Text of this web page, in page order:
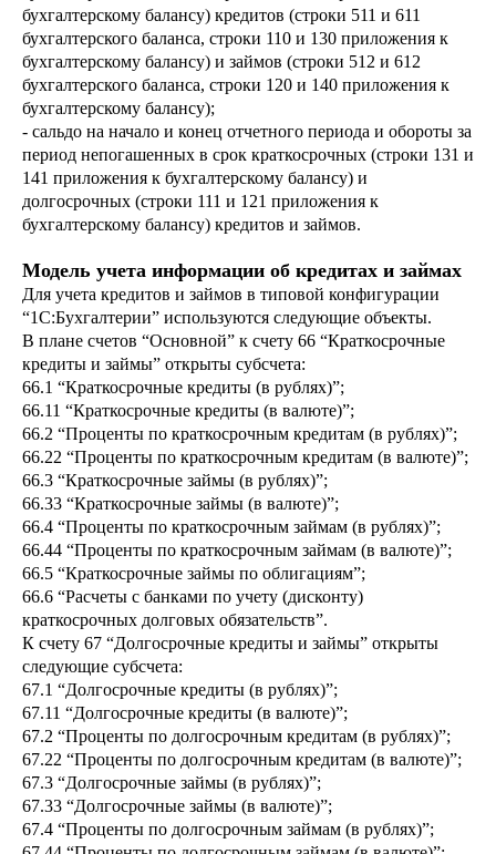
бухгалтерскому балансу) кредитов (строки 511 и 611
бухгалтерского баланса, строки 110 и 130 приложения к
бухгалтерскому балансу) и займов (строки 512 и 612
бухгалтерского баланса, строки 120 и 140 приложения к
бухгалтерскому балансу);
- сальдо на начало и конец отчетного периода и обороты за
период непогашенных в срок краткосрочных (строки 131 и
141 приложения к бухгалтерскому балансу) и
долгосрочных (строки 111 и 121 приложения к
бухгалтерскому балансу) кредитов и займов.
Модель учета информации об кредитах и займах
Для учета кредитов и займов в типовой конфигурации
“1С:Бухгалтерии” используются следующие объекты.
В плане счетов “Основной” к счету 66 “Краткосрочные
кредиты и займы” открыты субсчета:
66.1 “Краткосрочные кредиты (в рублях)”;
66.11 “Краткосрочные кредиты (в валюте)”;
66.2 “Проценты по краткосрочным кредитам (в рублях)”;
66.22 “Проценты по краткосрочным кредитам (в валюте)”;
66.3 “Краткосрочные займы (в рублях)”;
66.33 “Краткосрочные займы (в валюте)”;
66.4 “Проценты по краткосрочным займам (в рублях)”;
66.44 “Проценты по краткосрочным займам (в валюте)”;
66.5 “Краткосрочные займы по облигациям”;
66.6 “Расчеты с банками по учету (дисконту)
краткосрочных долговых обязательств”.
К счету 67 “Долгосрочные кредиты и займы” открыты
следующие субсчета:
67.1 “Долгосрочные кредиты (в рублях)”;
67.11 “Долгосрочные кредиты (в валюте)”;
67.2 “Проценты по долгосрочным кредитам (в рублях)”;
67.22 “Проценты по долгосрочным кредитам (в валюте)”;
67.3 “Долгосрочные займы (в рублях)”;
67.33 “Долгосрочные займы (в валюте)”;
67.4 “Проценты по долгосрочным займам (в рублях)”;